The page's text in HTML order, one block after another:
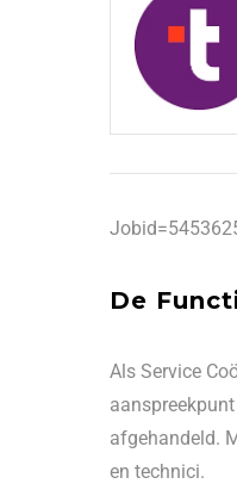
De
Als Service
afgehandeld.
en technici.